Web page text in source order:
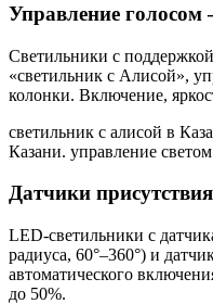
Управление
Светильники с
«светильник с Алисой»,
колонки. Включение,
светильник с алисой в
Казани. управление
Датчики
LED-светильники с
радиуса, 60°–360°) и
автоматического
до 50%.